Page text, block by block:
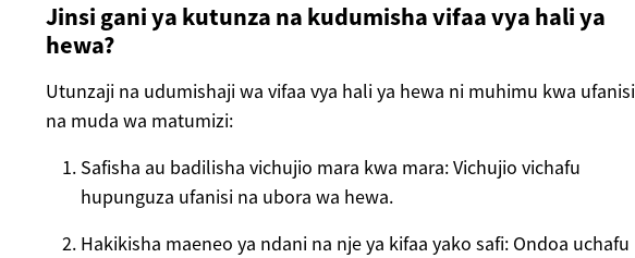
Jinsi gani ya kutunza na kudumisha vifaa vya hali ya
hewa?
Utunzaji na udumishaji wa vifaa vya hali ya hewa ni muhimu kwa ufanisi
na muda wa matumizi:
Safisha au badilisha vichujio mara kwa mara: Vichujio vichafu
hupunguza ufanisi na ubora wa hewa.
Hakikisha maeneo ya ndani na nje ya kifaa yako safi: Ondoa uchafu